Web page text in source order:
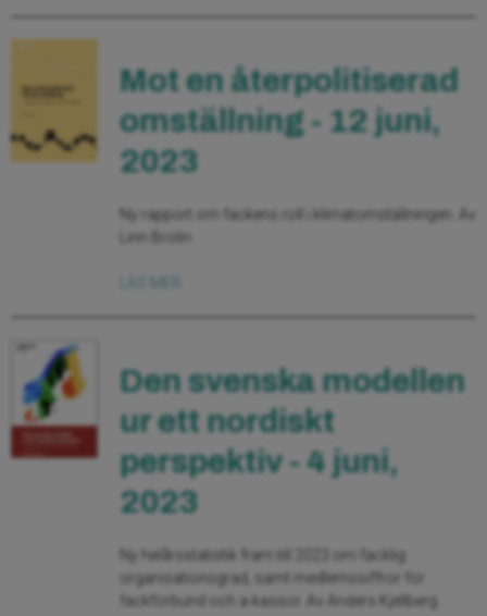
Mot en återpolitiserad
omställning - 12 juni,
2023
Ny rapport om fackens roll i klimatomställningen. Av
Linn Brolin.
Den svenska modellen
ur ett nordiskt
perspektiv - 4 juni,
2023
Ny helårsstatistik fram till 2023 om facklig
organisationsgrad, samt medlemssiffror för
fackförbund och a-kassor. Av Anders Kjellberg.